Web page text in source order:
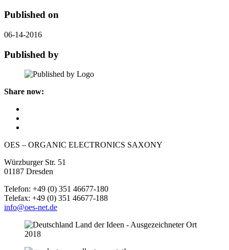
Published on
06-14-2016
Published by
Share now:
OES – ORGANIC ELECTRONICS SAXONY
Würzburger Str. 51
01187 Dresden
Telefon: +49 (0) 351 46677-180
Telefax: +49 (0) 351 46677-188
info@oes-net.de